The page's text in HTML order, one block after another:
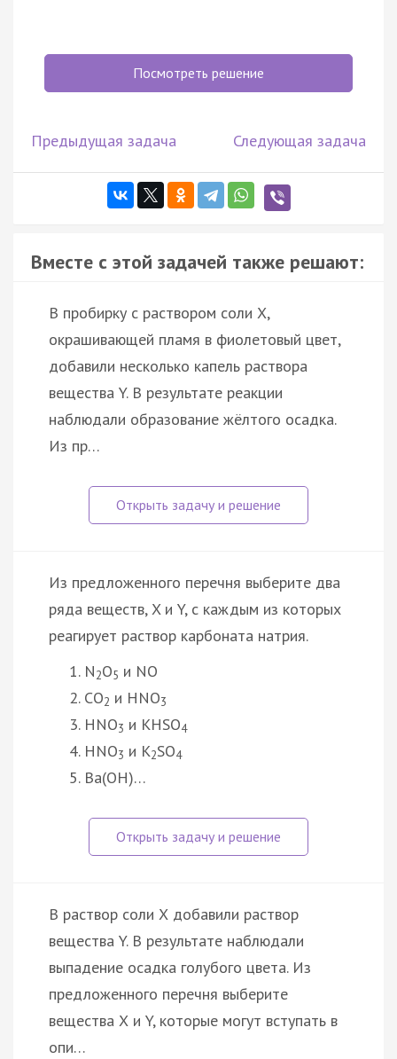
Посмотреть решение
Предыдущая задача Следующая задача
Вместе с этой задачей также решают:
В пробирку с раствором соли Х,
окрашивающей пламя в фиолетовый цвет,
добавили несколько капель раствора
вещества Y. В результате реакции
наблюдали образование жёлтого осадка.
Из пр…
Из предложенного перечня выберите два
ряда веществ, X и Y, с каждым из которых
реагирует раствор карбоната натрия.
N2O5 и NO
CO2 и HNO3
HNO3 и KHSO4
HNO3 и K2SO4
Ba(OH)…
В раствор соли Х добавили раствор
вещества Y. В результате наблюдали
выпадение осадка голубого цвета. Из
предложенного перечня выберите
вещества Х и Y, которые могут вступать в
опи…